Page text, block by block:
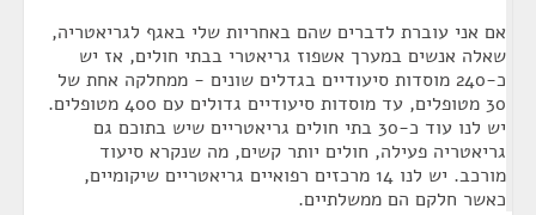
אם אני עוברת לדברים שהם באחריות שלי באגף לגריאטריה,
שאלה אנשים במערך אשפוז גריאטרי בבתי חולים, אז יש
כ-240 מוסדות סיעודיים בגדלים שונים - ממחלקה אחת של
30 מטופלים, עד מוסדות סיעודיים גדולים עם 400 מטופלים.
יש לנו עוד כ-30 בתי חולים גריאטריים שיש בתוכם גם
גריאטריה פעילה, חולים יותר קשים, מה שנקרא סיעוד
מורכב. יש לנו 14 מרכזים רפואיים גריאטריים שיקומיים,
כאשר חלקם הם ממשלתיים.